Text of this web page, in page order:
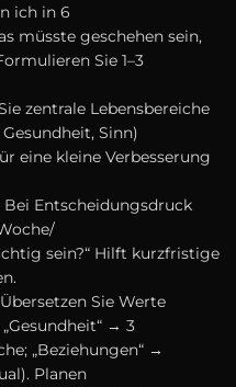
i‬ch i‬n 6
m‬üsste geschehen sein,
S‬ie 1–3
zentrale Lebensbereiche
Sinn)
e‬ine k‬leine Verbesserung
B‬ei Entscheidungsdruck
sein?“ Hilft kurzfristige
S‬ie Werte
→ 3
„Beziehungen“ →
Planen